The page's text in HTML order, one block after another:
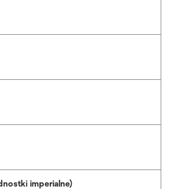
imperialne)